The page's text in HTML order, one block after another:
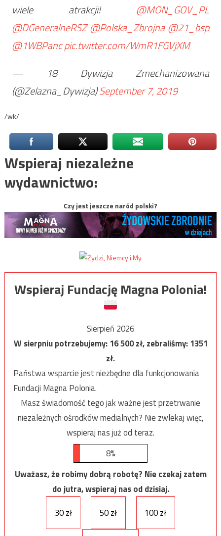
wiele atrakcji! @MON_GOV_PL
@DGeneralneRSZ @Polska_Zbrojna @21_bsp
@1WBPancpic.twitter.com/WmR1FGVjXM
— 18 Dywizja Zmechanizowana
(@Zelazna_Dywizja)September 7, 2019
/wk/
Wspieraj niezależne
wydawnictwo:
Czy jest jeszcze naród polski?
Wspieraj Fundację Magna Polonia!
Sierpień 2026
W sierpniu potrzebujemy:16 500zł, zebraliśmy:1351
zł.
Państwa wsparcie jest niezbędne dla funkcjonowania
Fundacji Magna Polonia.
Masz świadomość tego jak ważne jest przetrwanie
niezależnych ośrodków medialnych? Nie zwlekaj więc,
wspieraj nas już od teraz.
8%
Uważasz, że robimy dobrą robotę? Nie czekaj zatem
do jutra, wspieraj nas od dzisiaj.
30 zł
50 zł 100 zł